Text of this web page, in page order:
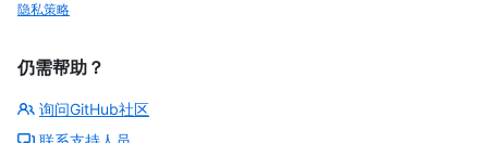
隐私策略
仍需帮助？
询问GitHub社区